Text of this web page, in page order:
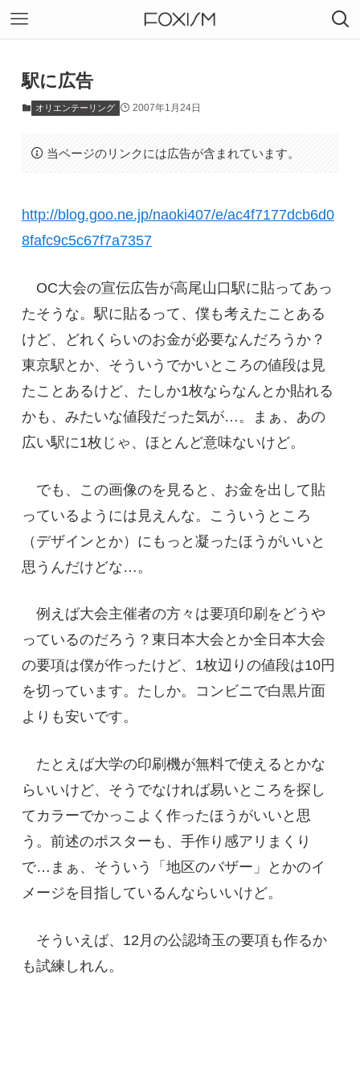
駅に広告
オリエンテーリング 2007年1月24日
当ページのリンクには広告が含まれています。
http://blog.goo.ne.jp/naoki407/e/ac4f7177dcb6d0
8fafc9c5c67f7a7357
OC大会の宣伝広告が高尾山口駅に貼ってあっ
たそうな。駅に貼るって、僕も考えたことある
けど、どれくらいのお金が必要なんだろうか？
東京駅とか、そういうでかいところの値段は見
たことあるけど、たしか1枚ならなんとか貼れる
かも、みたいな値段だった気が…。まぁ、あの
広い駅に1枚じゃ、ほとんど意味ないけど。
でも、この画像のを見ると、お金を出して貼
っているようには見えんな。こういうところ
（デザインとか）にもっと凝ったほうがいいと
思うんだけどな…。
例えば大会主催者の方々は要項印刷をどうや
っているのだろう？東日本大会とか全日本大会
の要項は僕が作ったけど、1枚辺りの値段は10円
を切っています。たしか。コンビニで白黒片面
よりも安いです。
たとえば大学の印刷機が無料で使えるとかな
らいいけど、そうでなければ易いところを探し
てカラーでかっこよく作ったほうがいいと思
う。前述のポスターも、手作り感アリまくり
で…まぁ、そういう「地区のバザー」とかのイ
メージを目指しているんならいいけど。
そういえば、12月の公認埼玉の要項も作るか
も試練しれん。